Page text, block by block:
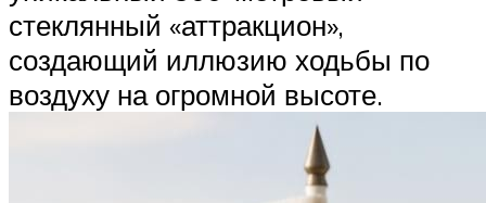
стеклянный «аттракцион»,
создающий иллюзию ходьбы по
воздуху на огромной высоте.